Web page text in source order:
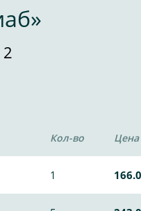
Кол-во Цена
1